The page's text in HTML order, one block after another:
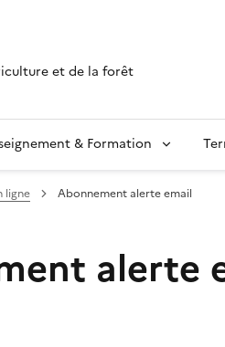
et de la forêt
& Formation
ligne Abonnement alerte email
alerte